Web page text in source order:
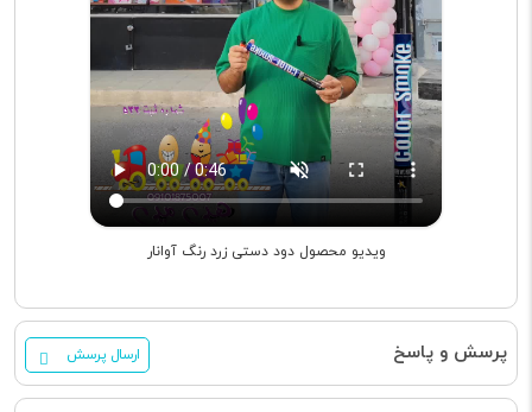
ویدیو محصول دود دستی زرد رنگ آوانار
پرسش و پاسخ ارسال پرسش